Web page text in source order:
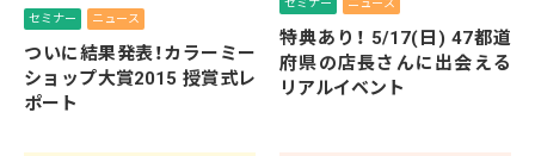
セミナー ニュース
ついに結果発表！カラーミー
ショップ大賞2015 授賞式レ
ポート
特典あり！ 5/17(日) 47都道
府県の店長さんに出会える
リアルイベント